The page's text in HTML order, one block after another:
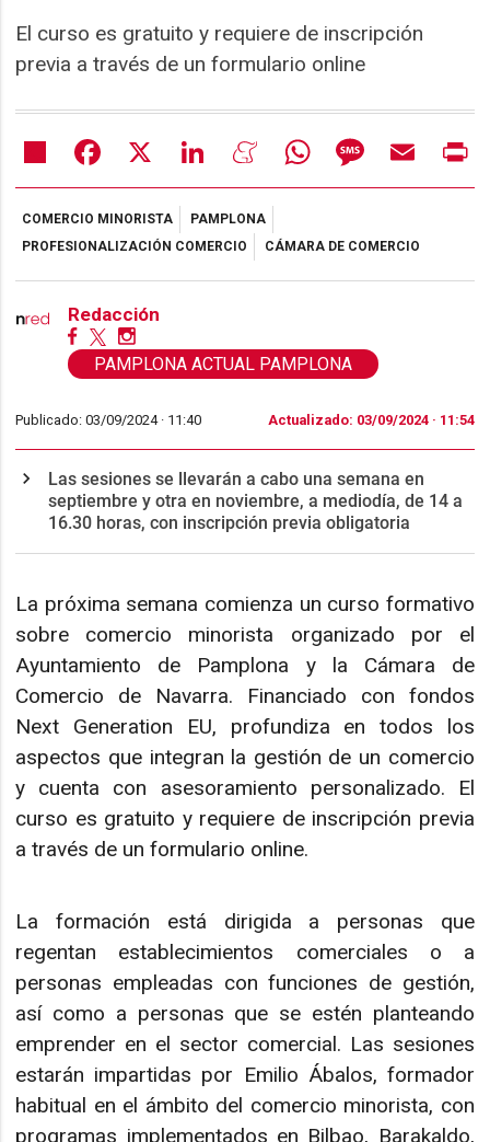
El curso es gratuito y requiere de inscripción
previa a través de un formulario online
Share Facebook LinkedIn MeneameWhatsAppMessageEmail
COMERCIO MINORISTA
PAMPLONA
PROFESIONALIZACIÓN COMERCIO
CÁMARA DE COMERCIO
Redacción
PAMPLONA ACTUAL PAMPLONA
Publicado: 03/09/2024 · 11:40 Actualizado: 03/09/2024 · 11:54
Las sesiones se llevarán a cabo una semana en
septiembre y otra en noviembre, a mediodía, de 14 a
16.30 horas, con inscripción previa obligatoria
La próxima semana comienza un curso formativo
sobre comercio minorista organizado por el
Ayuntamiento de Pamplona y la Cámara de
Comercio de Navarra. Financiado con fondos
Next Generation EU, profundiza en todos los
aspectos que integran la gestión de un comercio
y cuenta con asesoramiento personalizado. El
curso es gratuito y requiere de inscripción previa
a través de un formulario online.
La formación está dirigida a personas que
regentan establecimientos comerciales o a
personas empleadas con funciones de gestión,
así como a personas que se estén planteando
emprender en el sector comercial. Las sesiones
estarán impartidas por Emilio Ábalos, formador
habitual en el ámbito del comercio minorista, con
programas implementados en Bilbao, Barakaldo,